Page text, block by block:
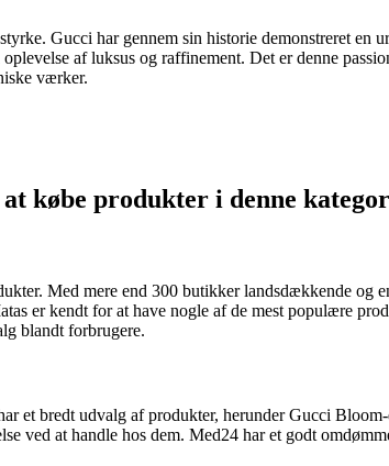
Gucci har gennem sin historie demonstreret
af luksus og raffinement. Det er denne
værker.
købe produkter i denne
Med mere end 300 butikker landsdækkende og
er kendt for at have nogle af de mest populære
blandt forbrugere.
et bredt udvalg af produkter, herunder Gucci
ved at handle hos dem. Med24 har et godt